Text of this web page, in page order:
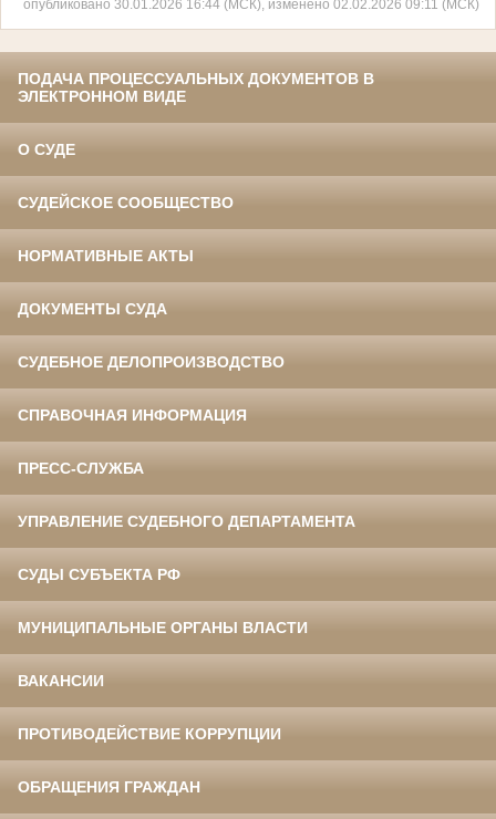
опубликовано 30.01.2026 16:44 (МСК), изменено 02.02.2026 09:11 (МСК)
ПОДАЧА ПРОЦЕССУАЛЬНЫХ ДОКУМЕНТОВ В
ЭЛЕКТРОННОМ ВИДЕ
О СУДЕ
СУДЕЙСКОЕ СООБЩЕСТВО
НОРМАТИВНЫЕ АКТЫ
ДОКУМЕНТЫ СУДА
СУДЕБНОЕ ДЕЛОПРОИЗВОДСТВО
СПРАВОЧНАЯ ИНФОРМАЦИЯ
ПРЕСС-СЛУЖБА
УПРАВЛЕНИЕ СУДЕБНОГО ДЕПАРТАМЕНТА
СУДЫ СУБЪЕКТА РФ
МУНИЦИПАЛЬНЫЕ ОРГАНЫ ВЛАСТИ
ВАКАНСИИ
ПРОТИВОДЕЙСТВИЕ КОРРУПЦИИ
ОБРАЩЕНИЯ ГРАЖДАН